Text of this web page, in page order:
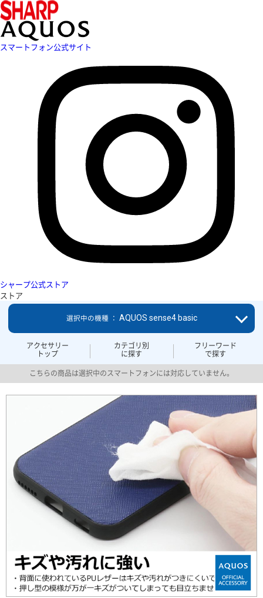
スマートフォン公式サイト
シャープ公式ストア
ストア
アクセサリー
トップ
カテゴリ別
に探す
フリーワード
で探す
選択中の機種 ： AQUOS sense4 basic
こちらの商品は選択中のスマートフォンには対応していません。